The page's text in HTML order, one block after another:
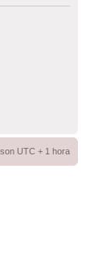
UTC + 1 hora